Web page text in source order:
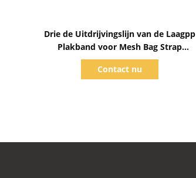
Drie de Uitdrijvingslijn van de Laagpp
Plakband voor Mesh Bag Strap
800mm
Contact nu